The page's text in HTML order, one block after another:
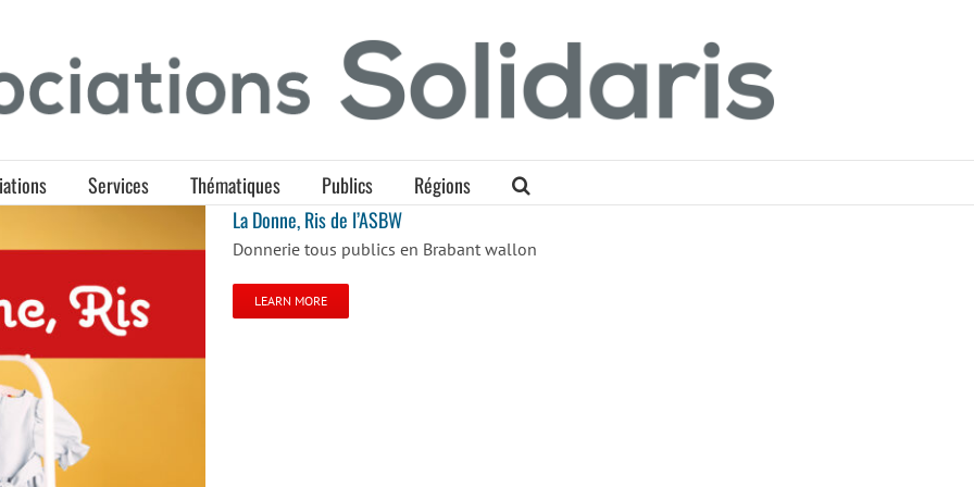
Services Thématiques Publics Régions
La Donne, Ris de l’ASBW
Donnerie tous publics en Brabant wallon
LEARN MORE